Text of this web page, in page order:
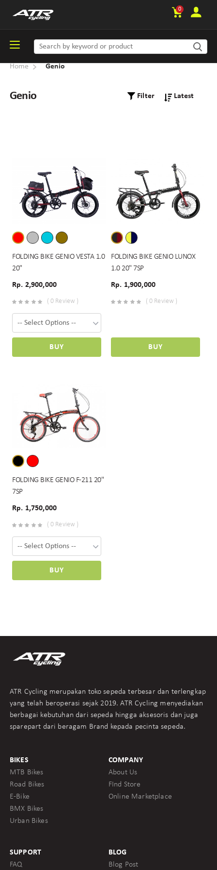
0
Home Genio
Genio Filter
FOLDING BIKE GENIO VESTA 1.0
20"
Rp. 2,900,000
( 0 Review )
BUY
FOLDING BIKE GENIO LUNOX
1.0 20" 7SP
Rp. 1,900,000
( 0 Review )
BUY
FOLDING BIKE GENIO F-211 20"
7SP
Rp. 1,750,000
( 0 Review )
BUY
ATR Cycling merupakan toko sepeda terbesar dan terlengkap
yang telah beroperasi sejak 2019. ATR Cycling menyediakan
berbagai kebutuhan dari sepeda hingga aksesoris dan juga
sparepart dari beragam Brand kepada pecinta sepeda.
BIKES
MTB Bikes
Road Bikes
E-Bike
BMX Bikes
Urban Bikes
COMPANY
About Us
FInd Store
Online Marketplace
SUPPORT
FAQ
BLOG
Blog Post